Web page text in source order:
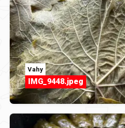
Vahy
IMG_9448.jpeg